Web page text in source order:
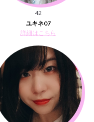
42
ユキネ07
詳細はこちら